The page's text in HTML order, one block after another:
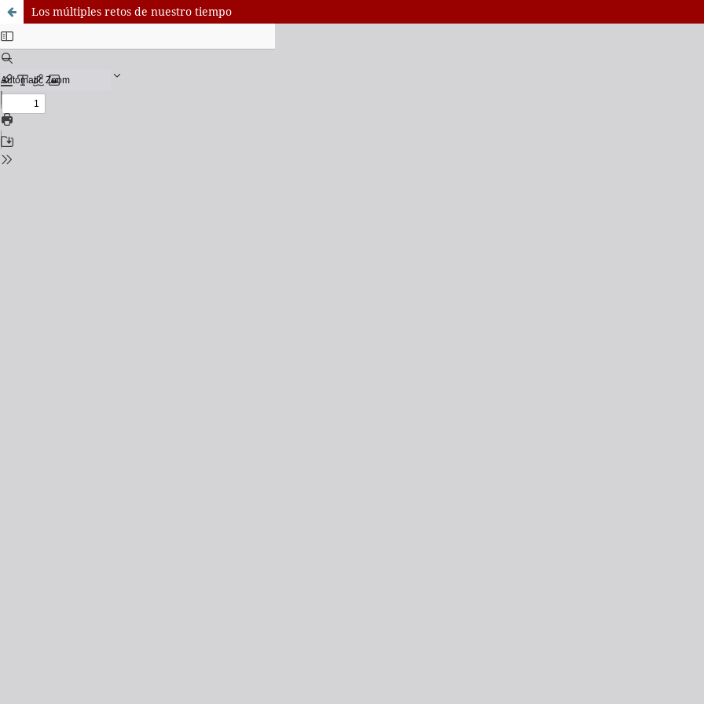
Los múltiples retos de nuestro tiempo